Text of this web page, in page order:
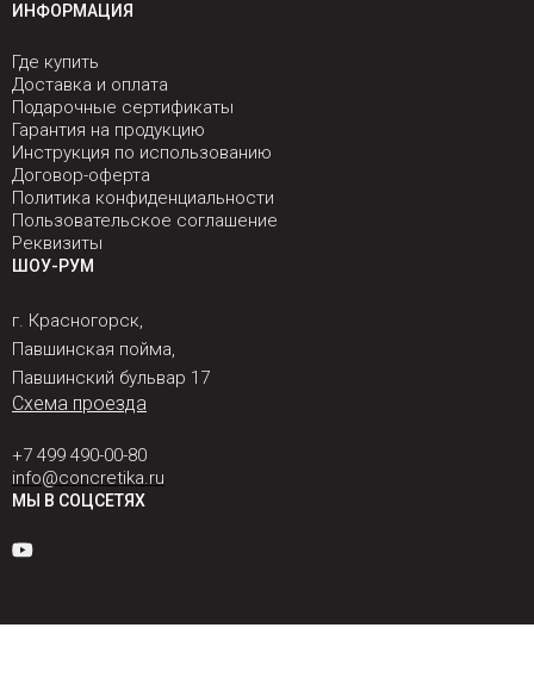
ИНФОРМАЦИЯ
Где купить
Доставка и оплата
Подарочные сертификаты
Гарантия на продукцию
Инструкция по использованию
Договор-оферта
Политика конфиденциальности
Пользовательское соглашение
Реквизиты
ШОУ-РУМ
г. Красногорск,
Павшинская пойма,
Павшинский бульвар 17
Схема проезда
+7 499 490-00-80
info@concretika.ru
МЫ В СОЦСЕТЯХ